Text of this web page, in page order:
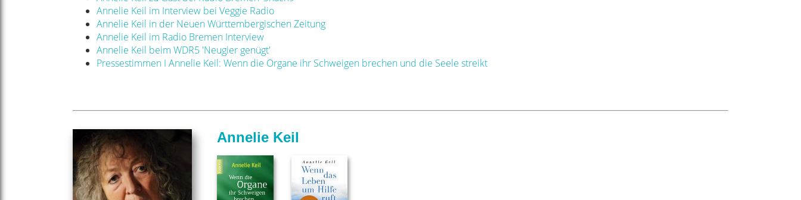
Annelie Keil im Interview bei Veggie Radio
Annelie Keil in der Neuen Württembergischen Zeitung
Annelie Keil im Radio Bremen Interview
Annelie Keil beim WDR5 'Neugier genügt'
Pressestimmen I Annelie Keil: Wenn die Organe ihr Schweigen brechen und die Seele streikt
Annelie Keil